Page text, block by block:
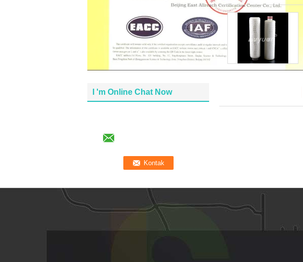
I 'm Online Chat Now